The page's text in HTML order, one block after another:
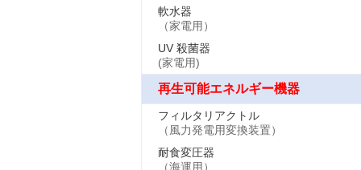
軟水器
（家電用）
UV 殺菌器
(家電用)
再生可能エネルギー機器
フィルタリアクトル
（風力発電用変換装置）
耐食変圧器
（海運用）